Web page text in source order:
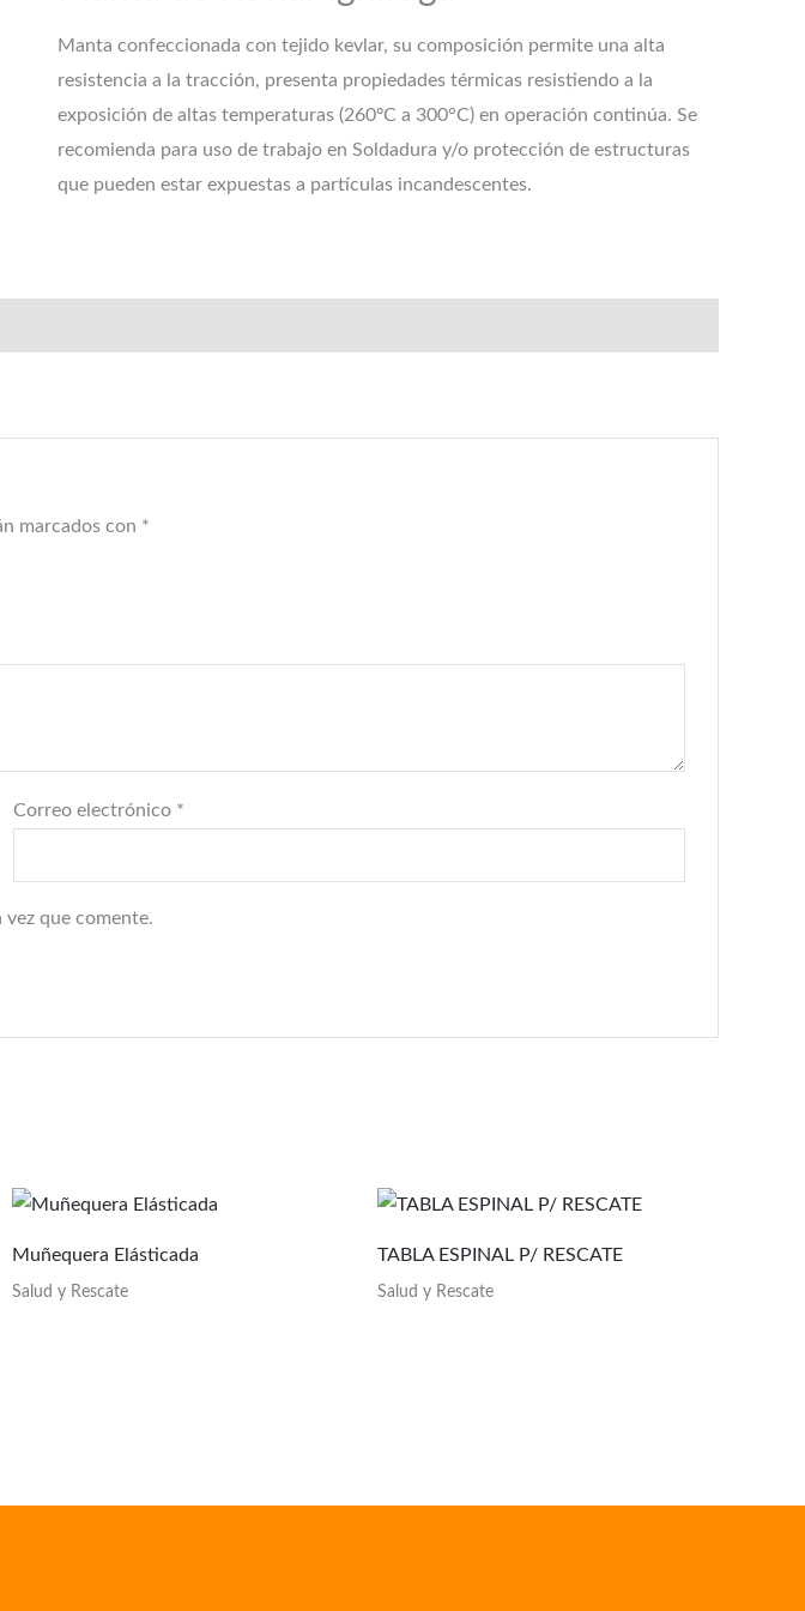
Manta confeccionada con tejido kevlar, su composición permite una alta
resistencia a la tracción, presenta propiedades térmicas resistiendo a la
exposición de altas temperaturas (260ºC a 300°C) en operación continúa. Se
recomienda para uso de trabajo en Soldadura y/o protección de estructuras
que pueden estar expuestas a partículas incandescentes.
marcados con *
Correo electrónico *
que comente.
Muñequera Elásticada
Salud y Rescate
TABLA ESPINAL P/ RESCATE
Salud y Rescate